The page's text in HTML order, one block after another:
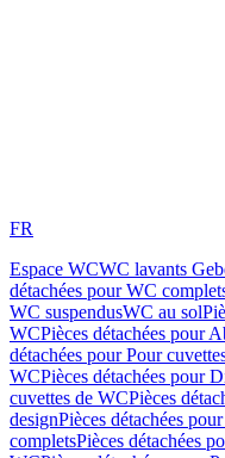
FR
Espace WCWC lavants
détachées pour WC
WC suspendusWC au sol
WCPièces détachées pour
détachées pour Pour
WCPièces détachées pour
cuvettes de WCPièces
designPièces détachées
completsPièces détachées